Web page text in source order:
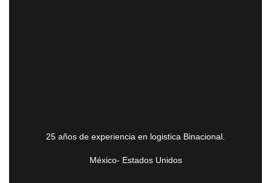
25 años de experiencia en logistica Binacional.
México- Estados Unidos